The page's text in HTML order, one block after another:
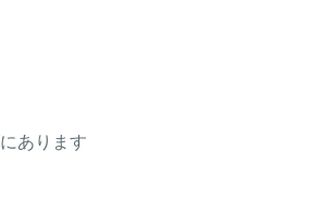
にあります